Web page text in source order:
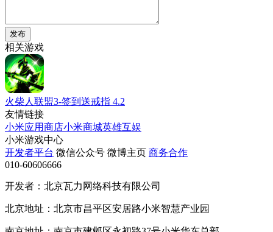
发布
相关游戏
火柴人联盟3-签到送戒指 4.2
友情链接
小米应用商店小米商城英雄互娱
小米游戏中心
开发者平台 微信公众号 微博主页 商务合作
010-60606666
开发者：北京瓦力网络科技有限公司
北京地址：北京市昌平区安居路小米智慧产业园